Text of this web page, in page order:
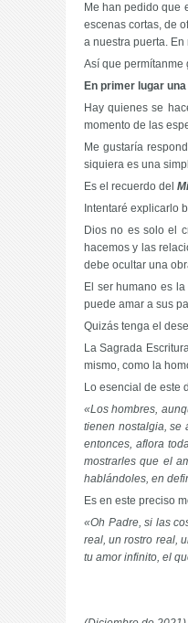
Me han pedido que
escenas cortas, de
a nuestra puerta.
Así que permítanme
En primer lugar
Hay quienes se
momento de las
Me gustaría
siquiera es una
Es el recuerdo del
Intentaré explicarlo
Dios no es solo el
hacemos y las
debe ocultar una
El ser humano es
puede amar a sus
Quizás tenga el
La Sagrada
mismo, como la
Lo esencial de este
«Los hombres,
tienen nostalgia, se
entonces, aflora
mostrarles que el
hablándoles, en
Es en este preciso
«Oh Padre, si las
real, un rostro real,
tu amor infinito, el